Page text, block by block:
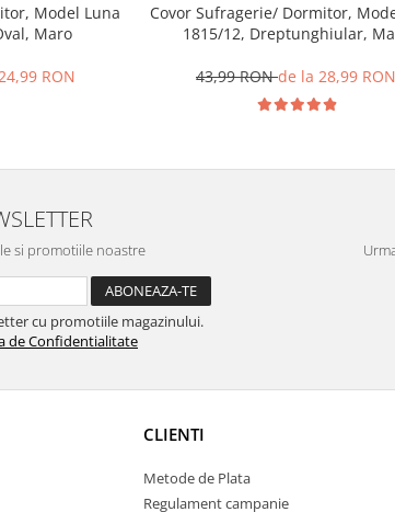
Model Luna
Maro
RON
Covor Sufragerie/ Dormitor,
1815/12, Dreptunghiular,
43,99 RONde la 28,99 RON
si promotiile noastre
cu promotiile magazinului.
de Confidentialitate
CLIENTI
Metode de Plata
Regulament campanie